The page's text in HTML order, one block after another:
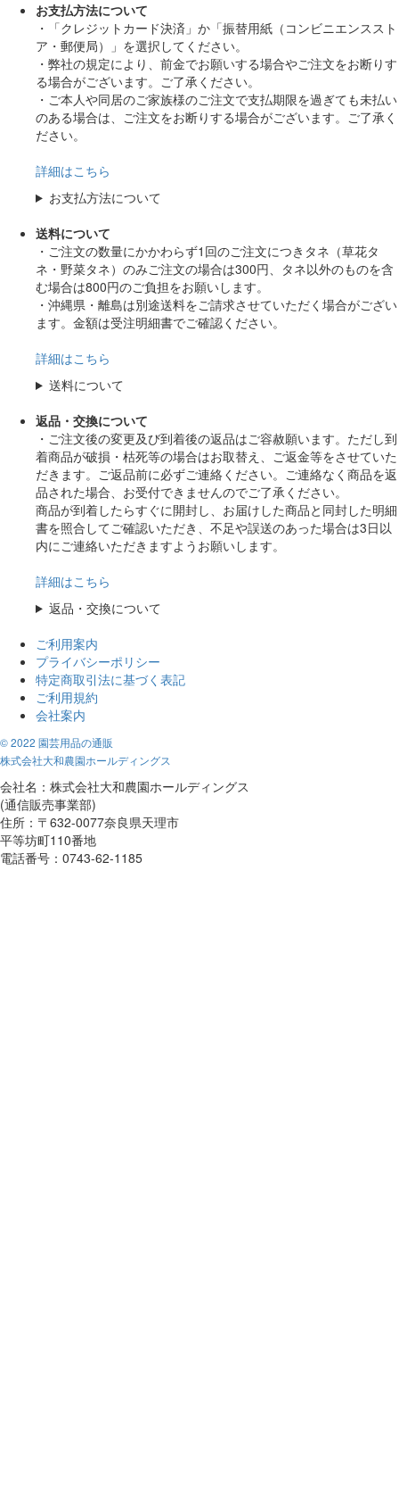
お支払方法について
・「クレジットカード決済」か「振替用紙（コンビニエンススト
ア・郵便局）」を選択してください。
・弊社の規定により、前金でお願いする場合やご注文をお断りす
る場合がございます。ご了承ください。
・ご本人や同居のご家族様のご注文で支払期限を過ぎても未払い
のある場合は、ご注文をお断りする場合がございます。ご了承く
ださい。
詳細はこちら
お支払方法について
送料について
・ご注文の数量にかかわらず1回のご注文につきタネ（草花タ
ネ・野菜タネ）のみご注文の場合は300円、タネ以外のものを含
む場合は800円のご負担をお願いします。
・沖縄県・離島は別途送料をご請求させていただく場合がござい
ます。金額は受注明細書でご確認ください。
詳細はこちら
送料について
返品・交換について
・ご注文後の変更及び到着後の返品はご容赦願います。ただし到
着商品が破損・枯死等の場合はお取替え、ご返金等をさせていた
だきます。ご返品前に必ずご連絡ください。ご連絡なく商品を返
品された場合、お受付できませんのでご了承ください。
商品が到着したらすぐに開封し、お届けした商品と同封した明細
書を照合してご確認いただき、不足や誤送のあった場合は3日以
内にご連絡いただきますようお願いします。
詳細はこちら
返品・交換について
ご利用案内
プライバシーポリシー
特定商取引法に基づく表記
ご利用規約
会社案内
© 2022 園芸用品の通販
株式会社大和農園ホールディングス
会社名：株式会社大和農園ホールディングス
(通信販売事業部)
住所：〒632-0077奈良県天理市
平等坊町110番地
電話番号：0743-62-1185